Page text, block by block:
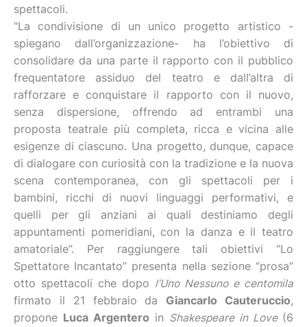
spettacoli.
“La condivisione di un unico progetto artistico -
spiegano dall’organizzazione- ha l’obiettivo di
consolidare da una parte il rapporto con il pubblico
frequentatore assiduo del teatro e dall’altra di
rafforzare e conquistare il rapporto con il nuovo,
senza dispersione, offrendo ad entrambi una
proposta teatrale più completa, ricca e vicina alle
esigenze di ciascuno. Una progetto, dunque, capace
di dialogare con curiosità con la tradizione e la nuova
scena contemporanea, con gli spettacoli per i
bambini, ricchi di nuovi linguaggi performativi, e
quelli per gli anziani ai quali destiniamo degli
appuntamenti pomeridiani, con la danza e il teatro
amatoriale”. Per raggiungere tali obiettivi “Lo
Spettatore Incantato” presenta nella sezione “prosa”
otto spettacoli che dopo l’Uno Nessuno e centomila
firmato il 21 febbraio da Giancarlo Cauteruccio,
propone Luca Argentero in Shakespeare in Love (6